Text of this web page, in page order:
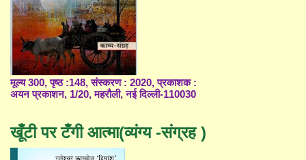
मूल्य 300, पृष्ठ :148, संस्करण : 2020, प्रकाशक :
अयन प्रकाशन, 1/20, महरौली, नई दिल्ली-110030
खूँटी पर टँगी आत्मा(व्यंग्य -संग्रह )